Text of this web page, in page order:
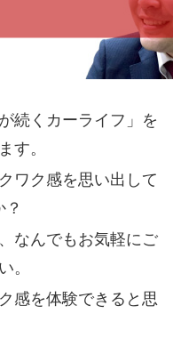
続くカーライフ」を
す。
ワク感を思い出して
なんでもお気軽にご
。
感を体験できると思